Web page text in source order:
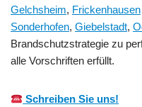
Gelchsheim, Frickenhausen
Sonderhofen, Giebelstadt,
Brandschutzstrategie zu
alle Vorschriften erfüllt.
Schreiben Sie uns!